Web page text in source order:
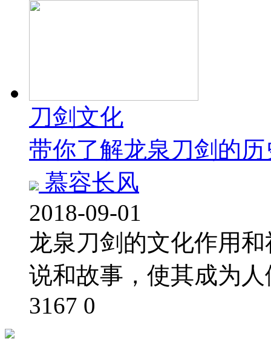
刀剑文化
带你了解龙泉刀剑的
慕容长风
2018-09-01
龙泉刀剑的文化作用
说和故事，使其成为
3167 0